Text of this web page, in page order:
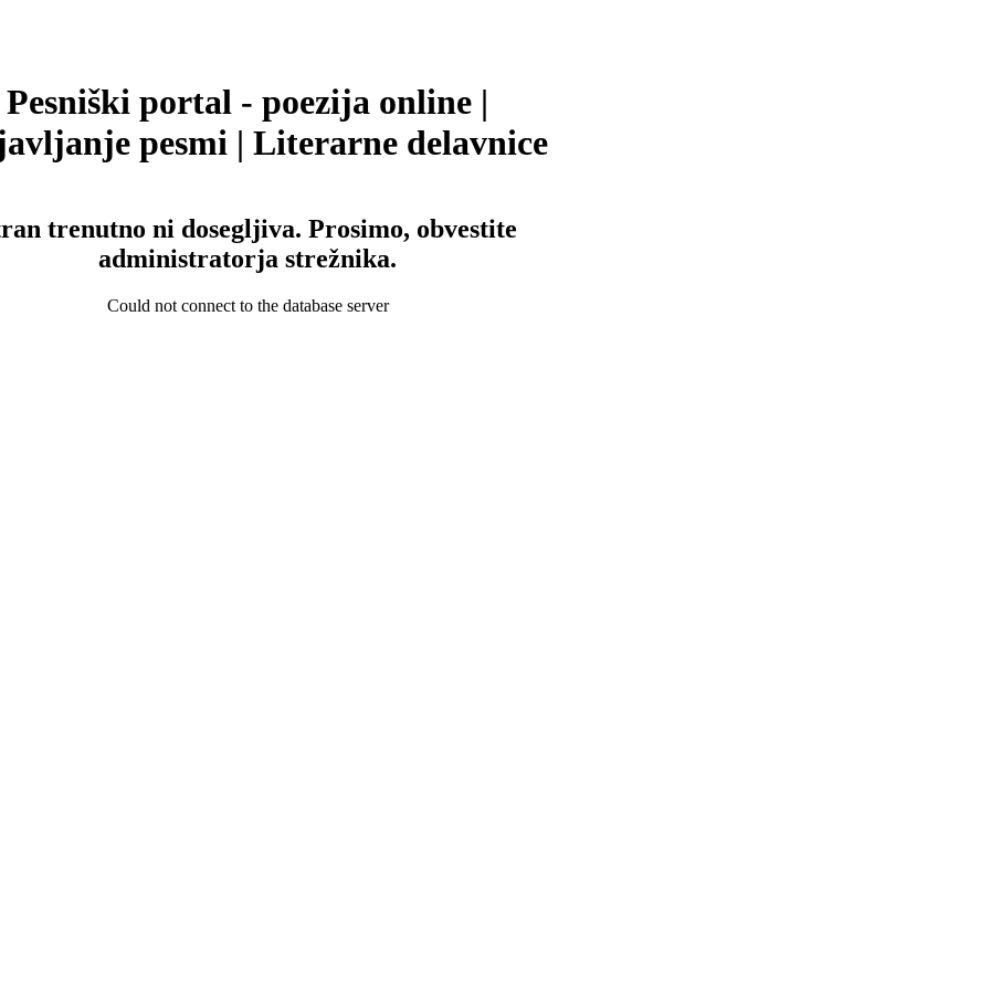
Pesniški portal - poezija online |
pesmi | Literarne delavnice
trenutno ni dosegljiva. Prosimo, obvestite
administratorja strežnika.
Could not connect to the database server